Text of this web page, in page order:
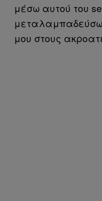
μέσω αυτού του
μου στους